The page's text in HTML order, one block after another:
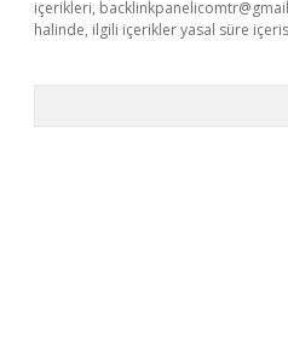
içerikleri,
halinde, ilgili içerikler yasal süre